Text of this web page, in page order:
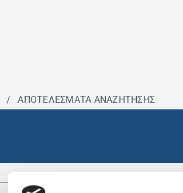
/ ΑΠΟΤΕΛΕΣΜΑΤΑ ΑΝΑΖΗΤΗΣΗΣ